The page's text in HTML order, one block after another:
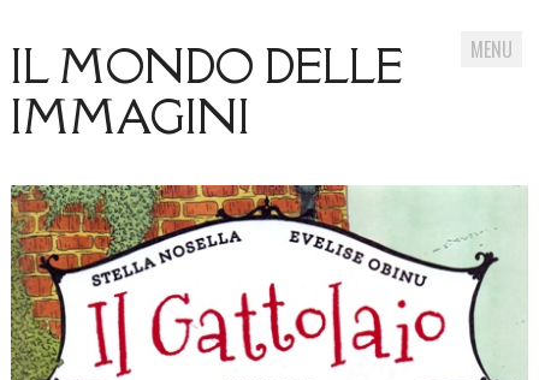
IL MONDO DELLE
IMMAGINI
MENU
to
content